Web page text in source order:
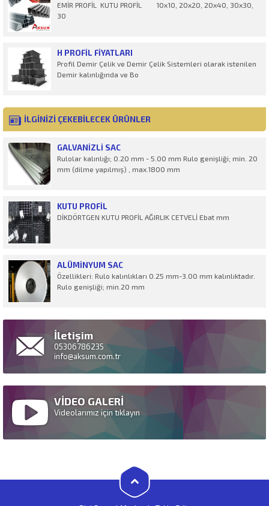
EMİR PROFİL KUTU PROFİL 10x10, 20x20, 20x40, 30x30,
30
H PROFİL FIYATLARI
Profil Demir Çelik ve Demir Çelik Sistemleri olarak istenilen
Demir kalınlığında ve Bo
İLGİNİZİ ÇEKEBİLECEK ÜRÜNLER
GALVANIZLI SAC
Rulolar kalınlığı; 0.20 mm - 5.00 mm Rulo genişliği; min. 20
mm (dilme yapılmış) , max.1800 mm
KUTU PROFIL
DİKDÖRTGEN KUTU PROFİL AĞIRLIK CETVELİ Ebat mm
ALÜMINYUM SAC
Özellikleri: Rulo kalınlıkları 0.25 mm-3.00 mm kalınlıktadır.
Rulo genişliği; min.20 mm
İletişim
05306786235
info@aksum.com.tr
VİDEO GALERİ
Videolarımız için tıklayın